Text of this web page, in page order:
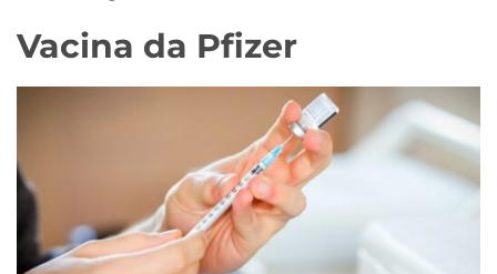
Vacina da Pfizer